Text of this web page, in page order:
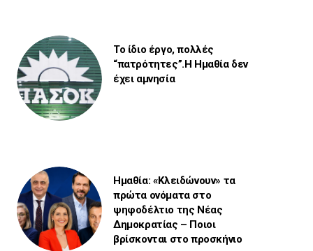
Το ίδιο έργο, πολλές
“πατρότητες”.Η Ημαθία δεν
έχει αμνησία
Ημαθία: «Κλειδώνουν» τα
πρώτα ονόματα στο
ψηφοδέλτιο της Νέας
Δημοκρατίας – Ποιοι
βρίσκονται στο προσκήνιο